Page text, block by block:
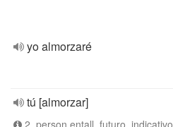
yo almorzaré
tú [almorzar]
2. person entall, futuro, indicativo